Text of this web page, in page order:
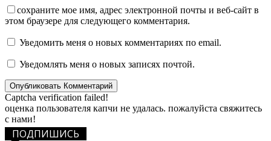
сохраните мое имя, адрес электронной почты и веб-сайт в
этом браузере для следующего комментария.
Уведомить меня о новых комментариях по email.
Уведомлять меня о новых записях почтой.
Captcha verification failed!
оценка пользователя капчи не удалась. пожалуйста свяжитесь
с нами!
ПОДПИШИСЬ